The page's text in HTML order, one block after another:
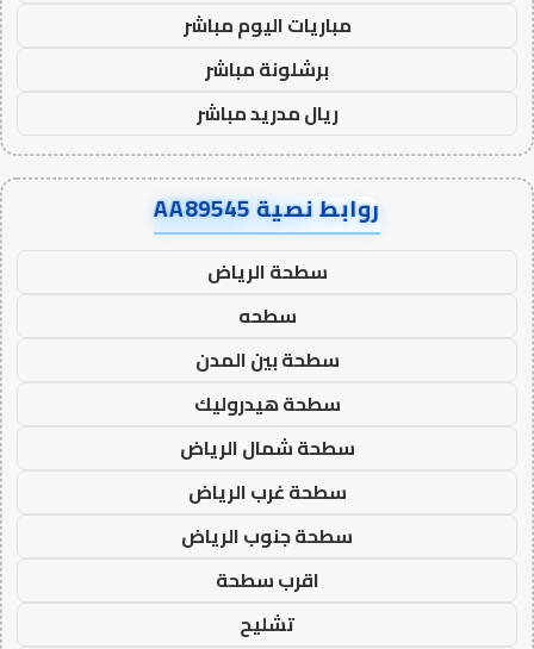
مباريات اليوم مباشر
برشلونة مباشر
ريال مدريد مباشر
روابط نصية AA89545
سطحة الرياض
سطحه
سطحة بين المدن
سطحة هيدروليك
سطحة شمال الرياض
سطحة غرب الرياض
سطحة جنوب الرياض
اقرب سطحة
تشليح